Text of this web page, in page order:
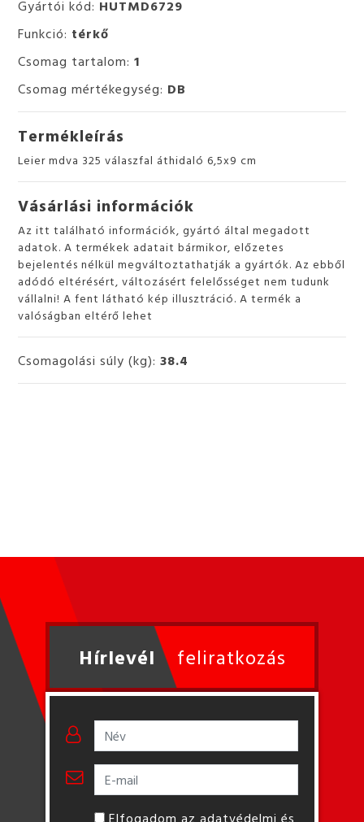
Gyártói kód: HUTMD6729
Funkció: térkő
Csomag tartalom:1
Csomag mértékegység: DB
Termékleírás
Leier mdva 325 válaszfal áthidaló 6,5x9 cm
Vásárlási információk
Az itt található információk, gyártó által megadott
adatok. A termékek adatait bármikor, előzetes
bejelentés nélkül megváltoztathatják a gyártók. Az ebből
adódó eltérésért, változásért felelősséget nem tudunk
vállalni! A fent látható kép illusztráció. A termék a
valóságban eltérő lehet
Csomagolási súly (kg):38.4
Hírlevél feliratkozás